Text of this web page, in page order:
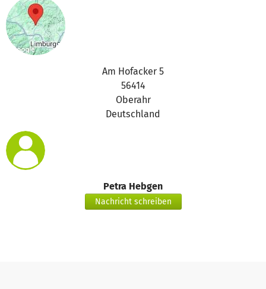
Am Hofacker 5
56414
Oberahr
Deutschland
Petra Hebgen
Nachricht schreiben